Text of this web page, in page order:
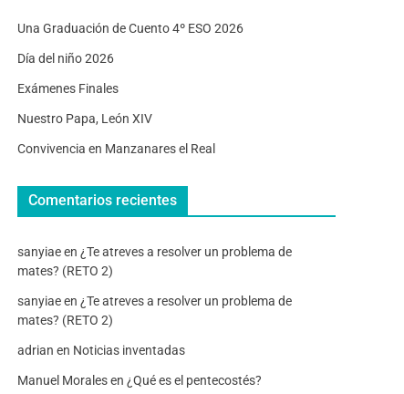
Una Graduación de Cuento 4º ESO 2026
Día del niño 2026
Exámenes Finales
Nuestro Papa, León XIV
Convivencia en Manzanares el Real
Comentarios recientes
sanyiaeen ¿Te atreves a resolver un problema de
mates? (RETO 2)
sanyiaeen ¿Te atreves a resolver un problema de
mates? (RETO 2)
adrian en Noticias inventadas
Manuel Moralesen ¿Qué es el pentecostés?